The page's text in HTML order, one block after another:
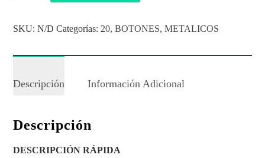
SKU:N/D Categorías: 20,BOTONES,METALICOS
Descripción Información Adicional
Descripción
DESCRIPCIÓN RÁPIDA